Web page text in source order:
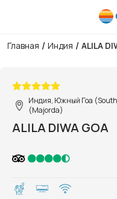
Главная / Индия / ALILA
Индия, Южный Гоа
(Majorda)
ALILA DIWA GOA